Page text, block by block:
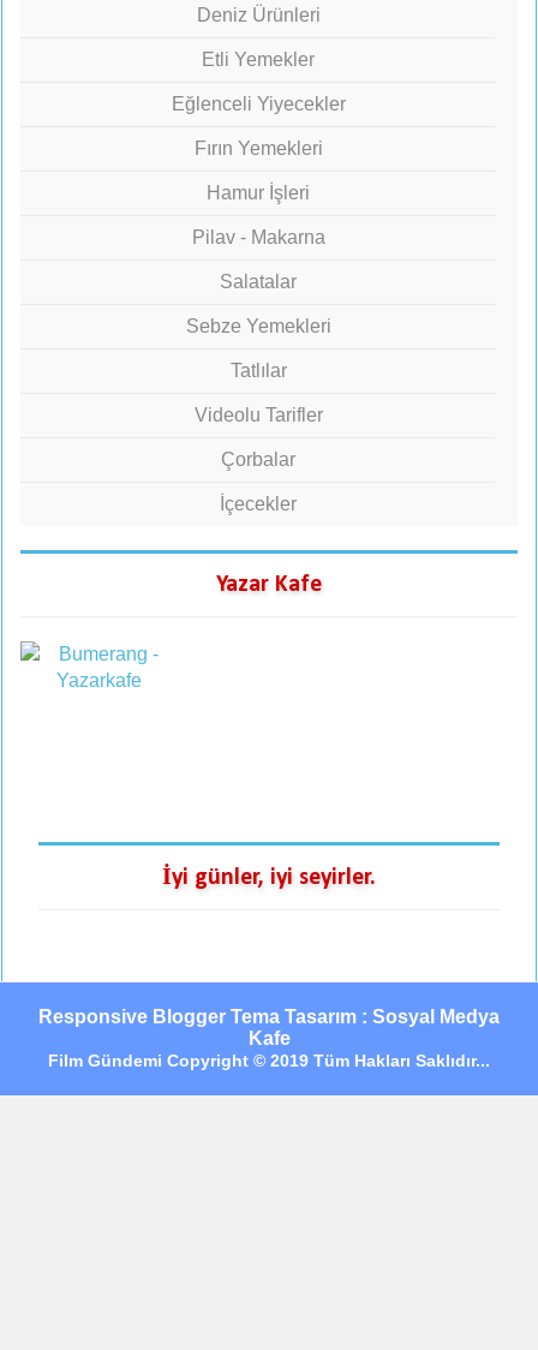
Deniz Ürünleri
Etli Yemekler
Eğlenceli Yiyecekler
Fırın Yemekleri
Hamur İşleri
Pilav - Makarna
Salatalar
Sebze Yemekleri
Tatlılar
Videolu Tarifler
Çorbalar
İçecekler
Yazar Kafe
İyi günler, iyi seyirler.
Responsive Blogger Tema Tasarım : Sosyal Medya
Kafe
Film Gündemi Copyright © 2019 Tüm Hakları Saklıdır...